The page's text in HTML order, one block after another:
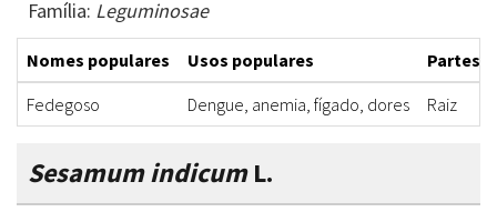
Família: Leguminosae
Nomes populares Usos populares
Partes
Fedegoso
Dengue, anemia, fígado, dores Raiz
Sesamum indicumL.